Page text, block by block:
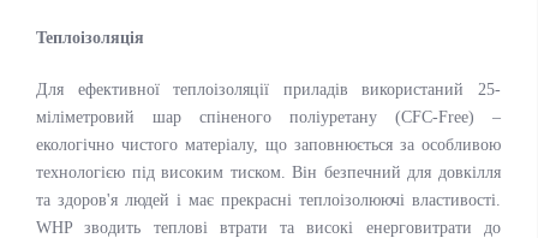
Теплоізоляція
Для ефективної теплоізоляції приладів використаний 25-
міліметровий шар спіненого поліуретану (CFC-Free) –
екологічно чистого матеріалу, що заповнюється за особливою
технологією під високим тиском. Він безпечний для довкілля
та здоров'я людей і має прекрасні теплоізолюючі властивості.
WHP зводить теплові втрати та високі енерговитрати до